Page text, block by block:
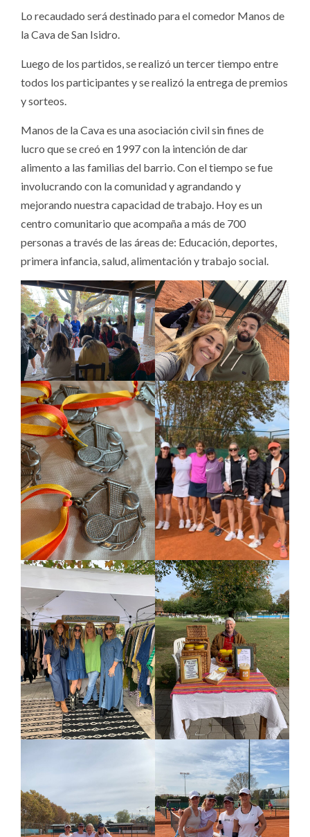
Lo recaudado será destinado para el comedor Manos de
la Cava de San Isidro.
Luego de los partidos, se realizó un tercer tiempo entre
todos los participantes y se realizó la entrega de premios
y sorteos.
Manos de la Cava es una asociación civil sin fines de
lucro que se creó en 1997 con la intención de dar
alimento a las familias del barrio. Con el tiempo se fue
involucrando con la comunidad y agrandando y
mejorando nuestra capacidad de trabajo. Hoy es un
centro comunitario que acompaña a más de 700
personas a través de las áreas de: Educación, deportes,
primera infancia, salud, alimentación y trabajo social. ​